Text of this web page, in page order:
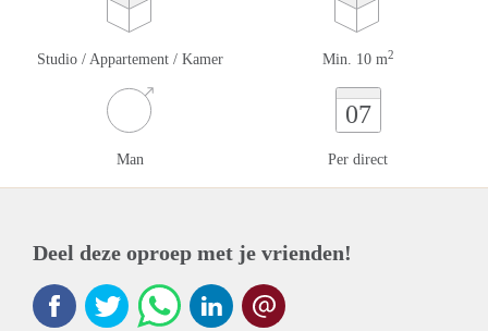
Studio / Appartement / Kamer Min. 10 m2
Man
07
Per direct
Deel deze oproep met je vrienden!